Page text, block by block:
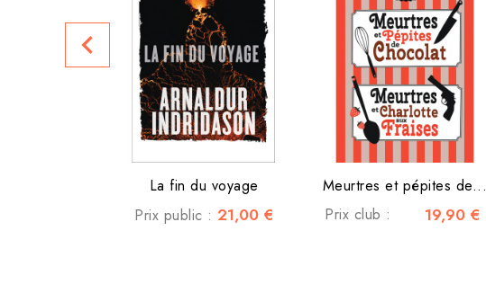
La fin du voyage
Prix public : 21,00 €
Meurtres et pépites de...
Prix club :
19,90 €
navigate_before